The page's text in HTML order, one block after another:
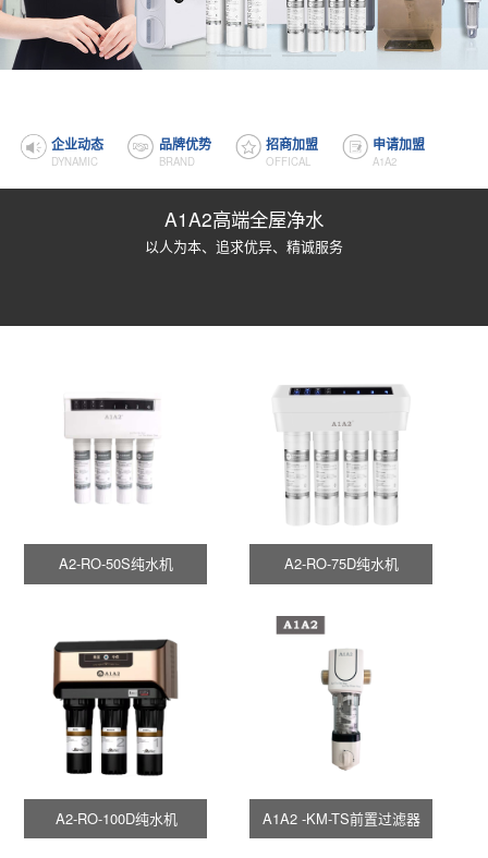
企业动态
DYNAMIC
品牌优势
BRAND
招商加盟
OFFICAL
申请加盟
A1A2
A1A2高端全屋净水
以人为本、追求优异、精诚服务
A2-RO-50S纯水机 A2-RO-75D纯水机
A2-RO-100D纯水机 A1A2 -KM-TS前置过滤器